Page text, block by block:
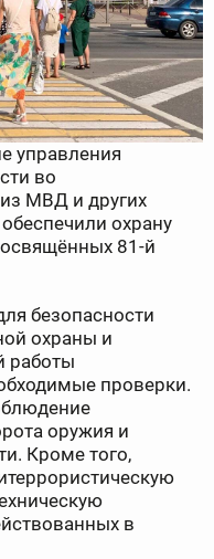
управления
во
МВД и других
охрану
81-й
безопасности
охраны и
работы
проверки.
оружия и
Кроме того,
в